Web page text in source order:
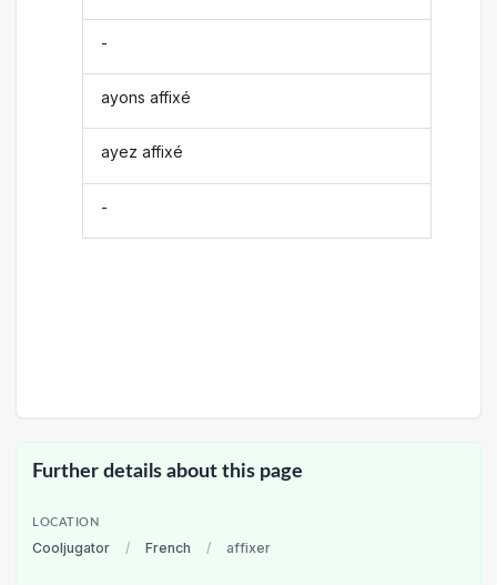
-
ayons affixé
ayez affixé
-
Further details about this page
LOCATION
Cooljugator / French / affixer